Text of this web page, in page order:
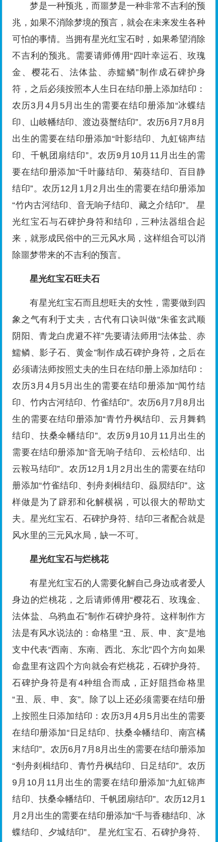
梦是一种预兆，而噩梦是一种非常不吉利的预
兆，如果不消除梦境的预言，就会在未来发生各种
可怕的事情。当拥有星光红宝石时，如果希望消除
不吉利的预兆。需要请师傅用“四叶幸运石、玫瑰
金、樱花石、法体盐、赤鱬鳞”制作成石碑护身
符，之后必须按照本人生日在结印册上添加结印：
农历3月4月5月出生的需要在结印册添加“冰蝶结
印、山岐幡结印、渡边葵蟹结印”。农历6月7月8月
出生的需要在结印册添加“叶影结印、九虹锦声结
印、千帆团扇结印”。农历9月10月11月出生的需
要在结印册添加“千叶藤结印、菊葵结印、百目静
结印”。农历12月1月2月出生的需要在结印册添加
“竹内古河结印、音无响子结印、藏之介结印”。 星
光红宝石与石碑护身符和结印，三种法器组合起
来，就形成民俗中的三元风水局，这样组合可以消
除噩梦带来的不吉利的预言。
星光红宝石旺夫石
有星光红宝石而且想旺夫的女性，需要做到四
象之气有利于丈夫，古代有口诀叫做“朱雀玄武顺
阴阳、青龙白虎避不祥”先要请法师用“法体盐、赤
鱬鳞、影子石、黄金”制作成石碑护身符，之后在
必须请法师按照丈夫的生日在结印册上添加结印：
农历3月4月5月出生的需要在结印册添加“闻竹结
印、竹内古河结印、竹雀结印”。农历6月7月8月出
生的需要在结印册添加“青竹丹枫结印、云月舞鹤
结印、扶桑伞幡结印”。农历9月10月11月出生的
需要在结印册添加“音无响子结印、云松结印、出
云鞍马结印”。农历12月1月2月出生的需要在结印
册添加“竹雀结印、刳舟剡楫结印、赑屃结印”。这
样做是为了辟邪和化解横祸，可以很大的帮助丈
夫。星光红宝石、石碑护身符、结印三者配合就是
风水里的三元风水局，缺一不可。
星光红宝石与烂桃花
有星光红宝石的人需要化解自己身边或者爱人
身边的烂桃花，之后请师傅用“樱花石、玫瑰金、
法体盐、乌鸦血石”制作石碑护身符。这样制作方
法是有风水说法的：命格里 “丑、辰、申、亥”是地
支中代表“西南、东南、西北、东北”四个方向如果
命盘里有这四个方向就会有烂桃花，石碑护身符。
石碑护身符是有4种组合而成，正好阻挡命格里
“丑、辰、申、亥”。除了以上还必须需要在结印册
上按照生日添加结印：农历3月4月5月出生的需要
在结印册添加“日足结印、扶桑伞幡结印、南宫橘
末结印”。农历6月7月8月出生的需要在结印册添加
“刳舟剡楫结印、青竹丹枫结印、日足结印”。农历
9月10月11月出生的需要在结印册添加“九虹锦声
结印、扶桑伞幡结印、千帆团扇结印”。农历12月1
月2月出生的需要在结印册添加“千与香穗结印、冰
蝶结印、夕城结印”。 星光红宝石、石碑护身符、